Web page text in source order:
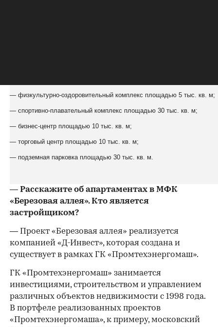
— физкультурно-оздоровительный комплекс площадью 5 тыс. кв. м;
— спортивно-плавательный комплекс площадью 30 тыс. кв. м;
— бизнес-центр площадью 10 тыс. кв. м;
— торговый центр площадью 10 тыс. кв. м;
— подземная парковка площадью 30 тыс. кв. м.
— Расскажите об апартаментах в МФК
«Березовая аллея». Кто является
застройщиком?
— Проект «Березовая аллея» реализуется
компанией «Д-Инвест», которая создана и
существует в рамках ГК «Промтехэнергомаш».
ГК «Промтехэнергомаш» занимается
инвестициями, строительством и управлением
различных объектов недвижимости с 1998 года.
В портфеле реализованных проектов
«Промтехэнергомаша», к примеру, московский